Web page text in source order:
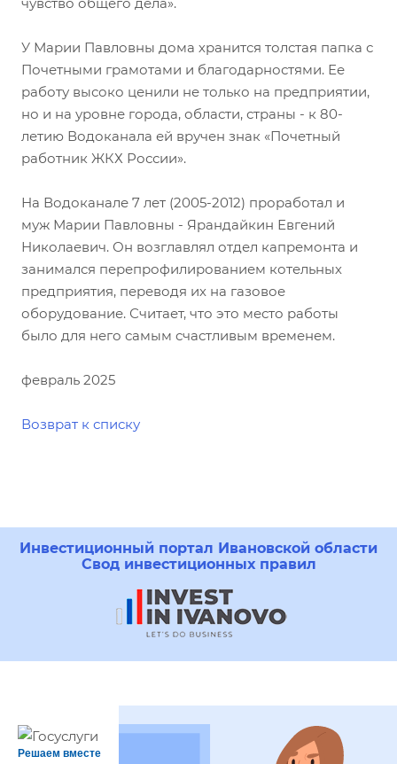
У Марии Павловны дома хранится толстая папка с
Почетными грамотами и благодарностями. Ее
работу высоко ценили не только на предприятии,
но и на уровне города, области, страны - к 80-
летию Водоканала ей вручен знак «Почетный
работник ЖКХ России».
На Водоканале 7 лет (2005-2012) проработал и
муж Марии Павловны - Ярандайкин Евгений
Николаевич. Он возглавлял отдел капремонта и
занимался перепрофилированием котельных
предприятия, переводя их на газовое
оборудование. Считает, что это место работы
было для него самым счастливым временем.
февраль 2025
Возврат к списку
Инвестиционный портал Ивановской области
Свод инвестиционных правил
Решаем вместе